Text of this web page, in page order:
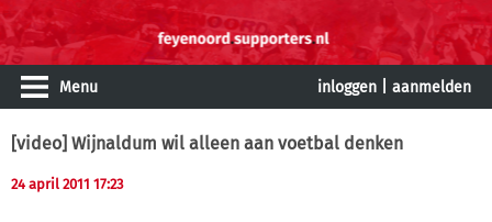
Menu inloggen aanmelden
[video] Wijnaldum wil alleen aan voetbal denken
24 april 2011 17:23